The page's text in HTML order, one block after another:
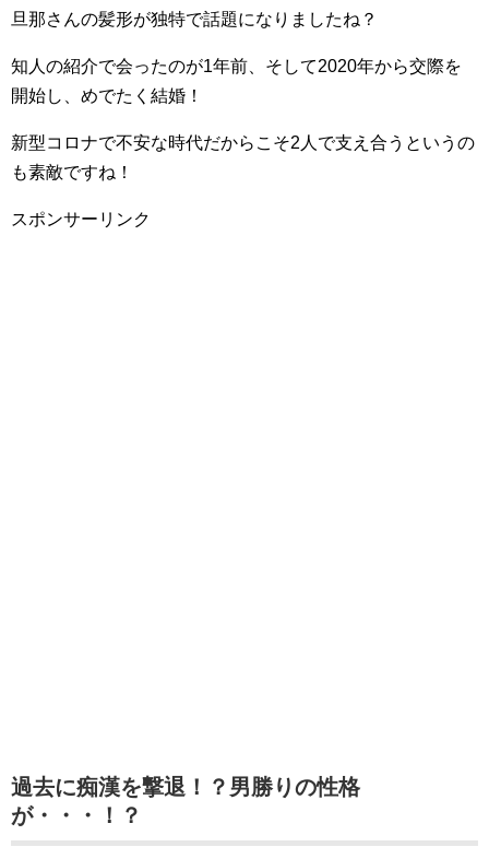
旦那さんの髪形が独特で話題になりましたね？
知人の紹介で会ったのが1年前、そして2020年から交際を
開始し、めでたく結婚！
新型コロナで不安な時代だからこそ2人で支え合うというの
も素敵ですね！
スポンサーリンク
過去に痴漢を撃退！？男勝りの性格
が・・・！？